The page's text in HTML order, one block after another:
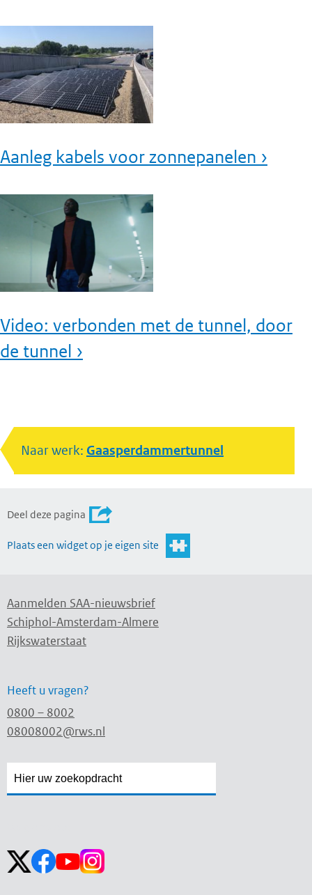
Aanleg kabels voor zonnepanelen ›
Video: verbonden met de tunnel, door
de tunnel ›
Naar werk: Gaasperdammertunnel
Deel deze pagina
Plaats een widget op je eigen site
Aanmelden SAA-nieuwsbrief
Schiphol-Amsterdam-Almere
Rijkswaterstaat
Heeft u vragen?
0800 – 8002
08008002@rws.nl